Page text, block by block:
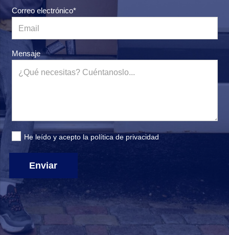
Correo electrónico*
Mensaje
He leído y acepto la política de privacidad
Enviar